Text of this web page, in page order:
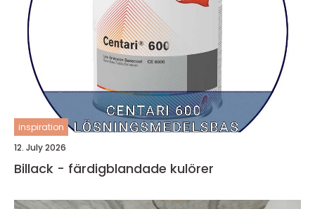
inspiration
12. July 2026
Billack - färdigblandade kulörer